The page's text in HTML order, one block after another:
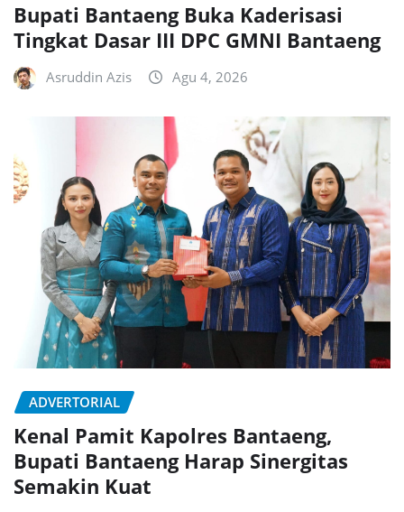
Bupati Bantaeng Buka Kaderisasi
Tingkat Dasar III DPC GMNI Bantaeng
Asruddin Azis Agu 4, 2026
ADVERTORIAL
Kenal Pamit Kapolres Bantaeng,
Bupati Bantaeng Harap Sinergitas
Semakin Kuat